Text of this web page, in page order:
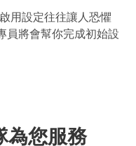
用設定往往讓人恐懼
員將會幫你完成初始設
為您服務